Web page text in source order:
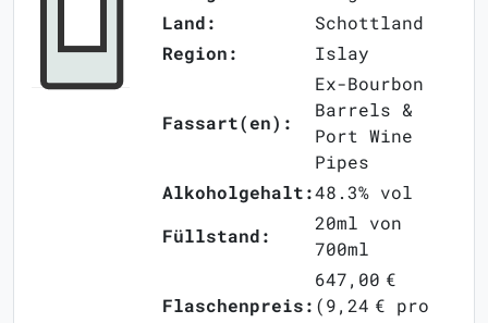
Land:
Schottland
Region:
Islay
Fassart(en):
Ex-Bourbon
Barrels &
Port Wine
Pipes
Alkoholgehalt:48.3% vol
Füllstand:
20ml von
700ml
Flaschenpreis:
647,00 €
(9,24 € pro